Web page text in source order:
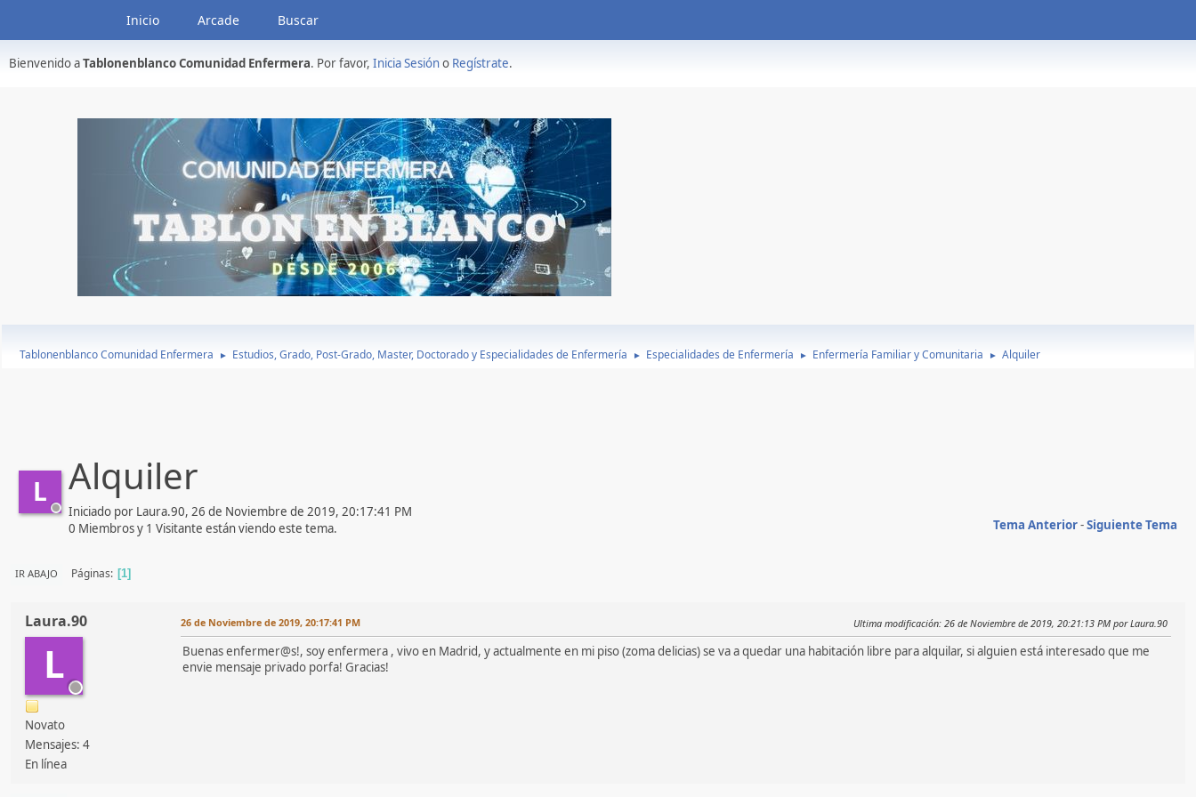
Inicio Arcade Buscar
Bienvenido aTablonenblanco Comunidad Enfermera. Por favor, Inicia Sesióno Regístrate.
Tablonenblanco Comunidad Enfermera ► Estudios, Grado, Post-Grado, Master, Doctorado y Especialidades de Enfermería ► Especialidades de Enfermería ► Enfermería Familiar y Comunitaria ► Alquiler
L Alquiler
Iniciado por Laura.90, 26 de Noviembre de 2019, 20:17:41 PM
Tema Anterior-Siguiente Tema
0 Miembros y 1 Visitante están viendo este tema.
IR ABAJO Páginas 1
Laura.90
L
Novato
Mensajes: 4
En línea
26 de Noviembre de 2019, 20:17:41 PM Ultima modificación: 26 de Noviembre de 2019, 20:21:13 PM por Laura.90
Buenas enfermer@s!, soy enfermera , vivo en Madrid, y actualmente en mi piso (zoma delicias) se va a quedar una habitación libre para alquilar, si alguien está interesado que me
envie mensaje privado porfa! Gracias!